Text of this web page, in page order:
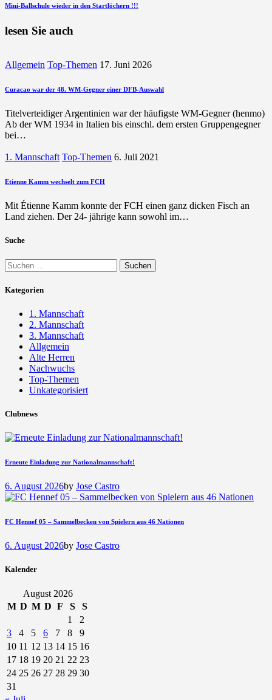
nächsten
Mini-Ballschule wieder in den Startlöchern !!!
lesen Sie auch
Allgemein Top-Themen 17. Juni 2026
Curacao war der 48. WM-Gegner einer DFB-Auswahl
Titelverteidiger Argentinien war der häufigste WM-Gegner (henmo)
Ab der WM 1934 in Italien bis einschl. dem ersten Gruppengegner
bei…
1. Mannschaft Top-Themen 6. Juli 2021
Etienne Kamm wechselt zum FCH
Mit Étienne Kamm konnte der FCH einen ganz dicken Fisch an
Land ziehen. Der 24- jährige kann sowohl im…
Suche
Suchen
nach:
Kategorien
1. Mannschaft
2. Mannschaft
3. Mannschaft
Allgemein
Alte Herren
Nachwuchs
Top-Themen
Unkategorisiert
Clubnews
Erneute Einladung zur Nationalmannschaft!
6. August 2026by Jose Castro
FC Hennef 05 – Sammelbecken von Spielern aus 46 Nationen
6. August 2026by Jose Castro
Kalender
August 2026
M D M D F S
S
1
2
3
4 5 6 7 8
9
10 11 12 13 14 15 16
17 18 19 20 21 22 23
24 25 26 27 28 29 30
31